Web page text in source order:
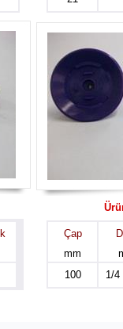
Çap
mm
100
1/4